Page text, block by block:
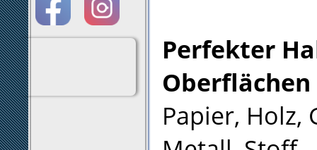
Perfekter
Oberflächen
Papier, Holz,